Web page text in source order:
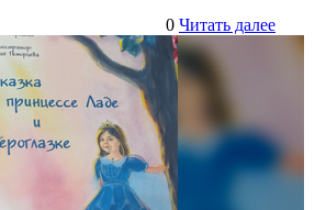
0 Читать далее